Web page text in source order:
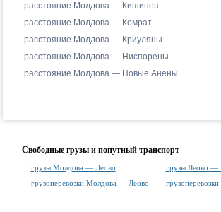
расстояние Молдова — Кишинев
расстояние Молдова — Комрат
расстояние Молдова — Криуляны
расстояние Молдова — Ниспорены
расстояние Молдова — Новые Анены
Свободные грузы и попутный транспорт
грузы Молдова — Леово грузы Леово —
грузоперевозки Молдова — Леово